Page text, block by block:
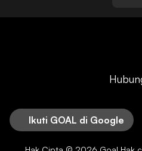
Ikuti GOAL di Google